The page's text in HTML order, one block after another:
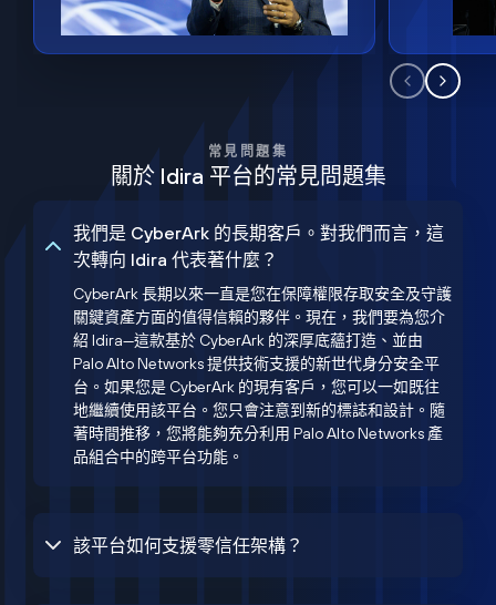
常見問題集
關於 Idira 平台的常見問題集
我們是 CyberArk 的長期客戶。對我們而言，這
次轉向 Idira 代表著什麼？
CyberArk 長期以來一直是您在保障權限存取安全及守護
關鍵資產方面的值得信賴的夥伴。現在，我們要為您介
紹 Idira—這款基於 CyberArk 的深厚底蘊打造、並由
Palo Alto Networks 提供技術支援的新世代身分安全平
台。如果您是 CyberArk 的現有客戶，您可以一如既往
地繼續使用該平台。您只會注意到新的標誌和設計。隨
著時間推移，您將能夠充分利用 Palo Alto Networks 產
品組合中的跨平台功能。
該平台如何支援零信任架構？